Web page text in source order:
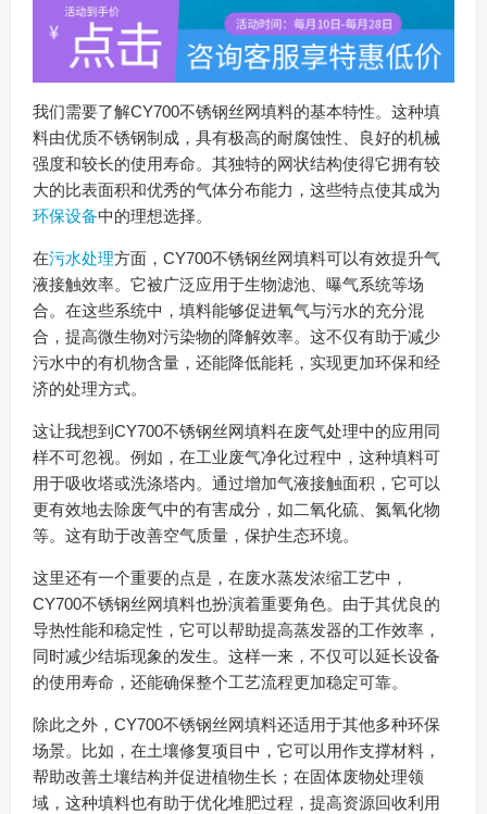
我们需要了解CY700不锈钢丝网填料的基本特性。这种填
料由优质不锈钢制成，具有极高的耐腐蚀性、良好的机械
强度和较长的使用寿命。其独特的网状结构使得它拥有较
大的比表面积和优秀的气体分布能力，这些特点使其成为
环保设备中的理想选择。
在污水处理方面，CY700不锈钢丝网填料可以有效提升气
液接触效率。它被广泛应用于生物滤池、曝气系统等场
合。在这些系统中，填料能够促进氧气与污水的充分混
合，提高微生物对污染物的降解效率。这不仅有助于减少
污水中的有机物含量，还能降低能耗，实现更加环保和经
济的处理方式。
这让我想到CY700不锈钢丝网填料在废气处理中的应用同
样不可忽视。例如，在工业废气净化过程中，这种填料可
用于吸收塔或洗涤塔内。通过增加气液接触面积，它可以
更有效地去除废气中的有害成分，如二氧化硫、氮氧化物
等。这有助于改善空气质量，保护生态环境。
这里还有一个重要的点是，在废水蒸发浓缩工艺中，
CY700不锈钢丝网填料也扮演着重要角色。由于其优良的
导热性能和稳定性，它可以帮助提高蒸发器的工作效率，
同时减少结垢现象的发生。这样一来，不仅可以延长设备
的使用寿命，还能确保整个工艺流程更加稳定可靠。
除此之外，CY700不锈钢丝网填料还适用于其他多种环保
场景。比如，在土壤修复项目中，它可以用作支撑材料，
帮助改善土壤结构并促进植物生长；在固体废物处理领
域，这种填料也有助于优化堆肥过程，提高资源回收利用